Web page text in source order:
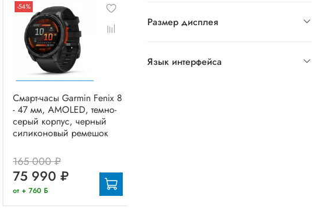
-54%
Смарт-часы Garmin Fenix 8
- 47 мм, AMOLED, темно-
серый корпус, черный
силиконовый ремешок
165 000 ₽
75 990 ₽
от + 760 Б
Размер дисплея
Язык интерфейса